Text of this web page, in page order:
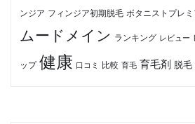
ンジア フィンジア初期脱毛 ボタニストプレ
ムードメイン ランキング レビュー
ップ 健康 口コミ 比較 育毛 育毛剤 脱毛